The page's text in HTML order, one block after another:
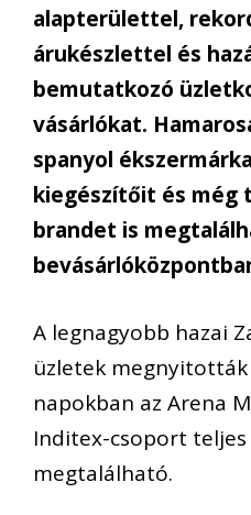
alapterülettel,
árukészlettel és
bemutatkozó
vásárlókat.
spanyol
kiegészítőit és még
brandet is
A legnagyobb hazai
üzletek
napokban az Arena
Inditex-csoport
megtalálható.